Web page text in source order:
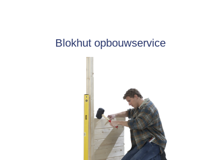
Blokhut opbouwservice